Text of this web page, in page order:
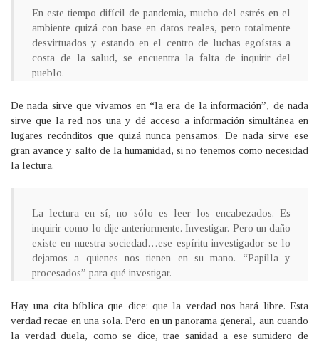
En este tiempo difícil de pandemia, mucho del estrés en el
ambiente quizá con base en datos reales, pero totalmente
desvirtuados y estando en el centro de luchas egoístas a
costa de la salud, se encuentra la falta de inquirir del
pueblo.
De nada sirve que vivamos en “la era de la información”, de nada
sirve que la red nos una y dé acceso a información simultánea en
lugares recónditos que quizá nunca pensamos. De nada sirve ese
gran avance y salto de la humanidad, si no tenemos como necesidad
la lectura.
La lectura en sí, no sólo es leer los encabezados. Es
inquirir como lo dije anteriormente. Investigar. Pero un daño
existe en nuestra sociedad…ese espíritu investigador se lo
dejamos a quienes nos tienen en su mano. “Papilla y
procesados” para qué investigar.
Hay una cita bíblica que dice: que la verdad nos hará libre. Esta
verdad recae en una sola. Pero en un panorama general, aun cuando
la verdad duela, como se dice, trae sanidad a ese sumidero de